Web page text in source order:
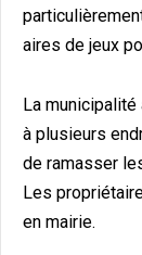
aires de jeux
La
à plusieurs
de ramasser
Les
en mairie.